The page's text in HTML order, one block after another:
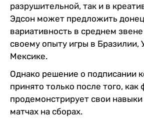
разрушительной, так и в
Эдсон может предложить
вариативность в среднем звене
своему опыту игры в Бразилии,
Мексике.
Однако решение о подписании
принято только после того, как
продемонстрирует свои
матчах на сборах.